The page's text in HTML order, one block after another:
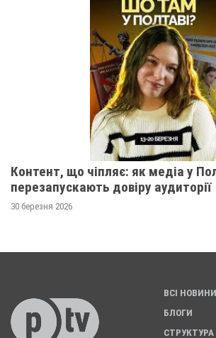
Контент, що чіпляє: як медіа у
перезапускають довіру аудиторії
30 березня 2026
ВСІ НОВИНИ
БЛОГИ